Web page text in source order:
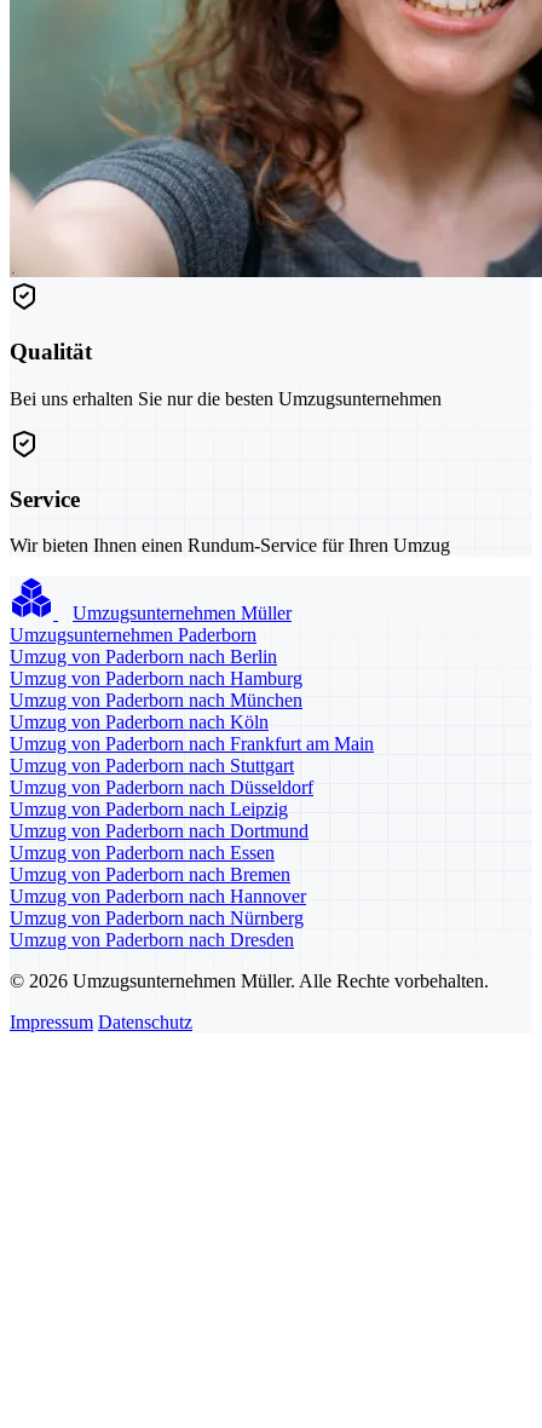
Qualität
Bei uns erhalten Sie nur die besten Umzugsunternehmen
Service
Wir bieten Ihnen einen Rundum-Service für Ihren Umzug
Umzugsunternehmen Müller
Umzugsunternehmen Paderborn
Umzug von Paderborn nach Berlin
Umzug von Paderborn nach Hamburg
Umzug von Paderborn nach München
Umzug von Paderborn nach Köln
Umzug von Paderborn nach Frankfurt am Main
Umzug von Paderborn nach Stuttgart
Umzug von Paderborn nach Düsseldorf
Umzug von Paderborn nach Leipzig
Umzug von Paderborn nach Dortmund
Umzug von Paderborn nach Essen
Umzug von Paderborn nach Bremen
Umzug von Paderborn nach Hannover
Umzug von Paderborn nach Nürnberg
Umzug von Paderborn nach Dresden
© 2026 Umzugsunternehmen Müller. Alle Rechte vorbehalten.
Impressum Datenschutz